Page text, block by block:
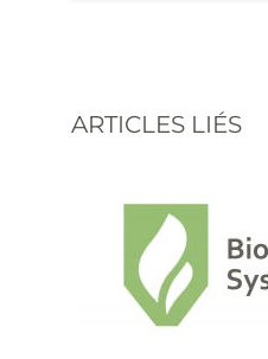
ARTICLES LIÉS